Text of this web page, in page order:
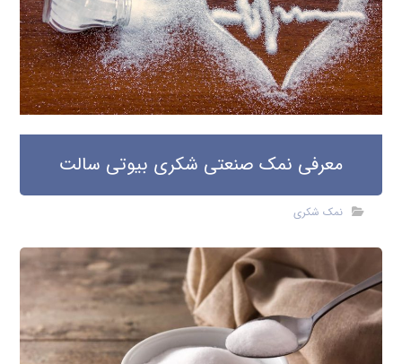
معرفی نمک صنعتی شکری بیوتی سالت
نمک شکری